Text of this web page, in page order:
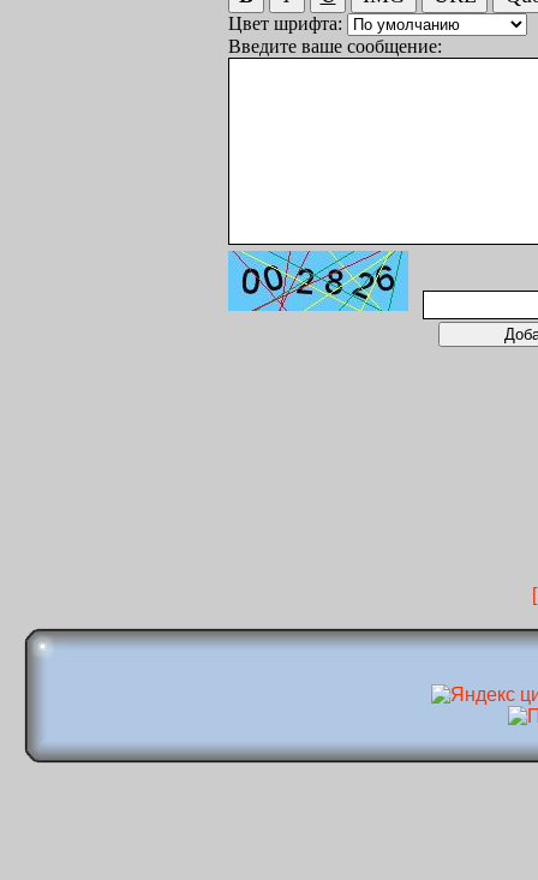
Цвет шрифта:
Введите ваше сообщение: